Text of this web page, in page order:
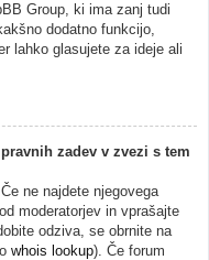
Group, ki ima zanj tudi
dodatno funkcijo,
lahko glasujete za ideje ali
zadev v zvezi s tem
ne najdete njegovega
moderatorjev in vprašajte
odziva, se obrnite na
whois lookup). Če forum